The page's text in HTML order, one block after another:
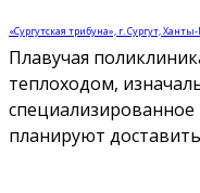
«Сургутская трибуна», г. Сургут,
Плавучая
теплоходом,
специализированное
планируют